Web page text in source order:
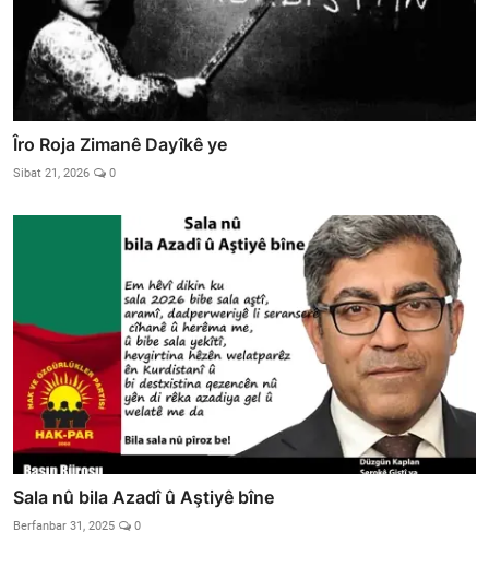
Îro Roja Zimanê Dayîkê ye
Sibat 21, 2026 0
Sala nû bila Azadî û Aştiyê bîne
Berfanbar 31, 2025 0